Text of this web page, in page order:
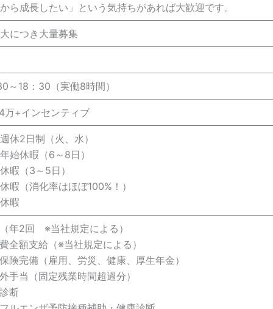
ら成長したい」という気持ちがあれば大歓迎です。
につき大量募集
18：30（実働8時間）
万+インセンティブ
休2日制（火、水）
始休暇（6～8日）
暇（3～5日）
暇（消化率はほぼ100%！）
暇
年2回 ※当社規定による）
全額支給（※当社規定による）
険完備（雇用、労災、健康、厚生年金）
手当（固定残業時間超過分）
断